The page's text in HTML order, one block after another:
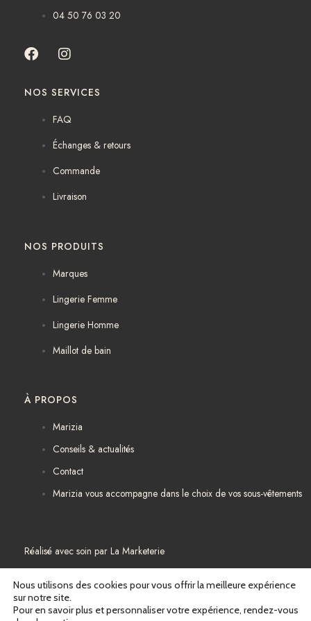
04 50 76 03 20
F
c
e
I
s
t
a
g
r
a
m
NOS SERVICES
FAQ
Échanges & retours
Commande
Livraison
NOS PRODUITS
Marques
Lingerie Femme
Lingerie Homme
Maillot de bain
À PROPOS
Marizia
Conseils & actualités
Contact
Marizia vous accompagne dans le choix de vos sous-vêtements
Réalisé avec soin par La Marketerie
Mentions légales
Politique de confidentialité
Nous utilisons des cookies pour vous offrir la meilleure expérience
sur notre site.
Pour en savoir plus et personnaliser votre expérience, rendez-vous